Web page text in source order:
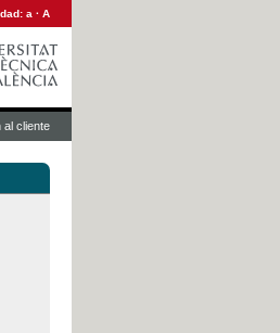
a · A
al cliente